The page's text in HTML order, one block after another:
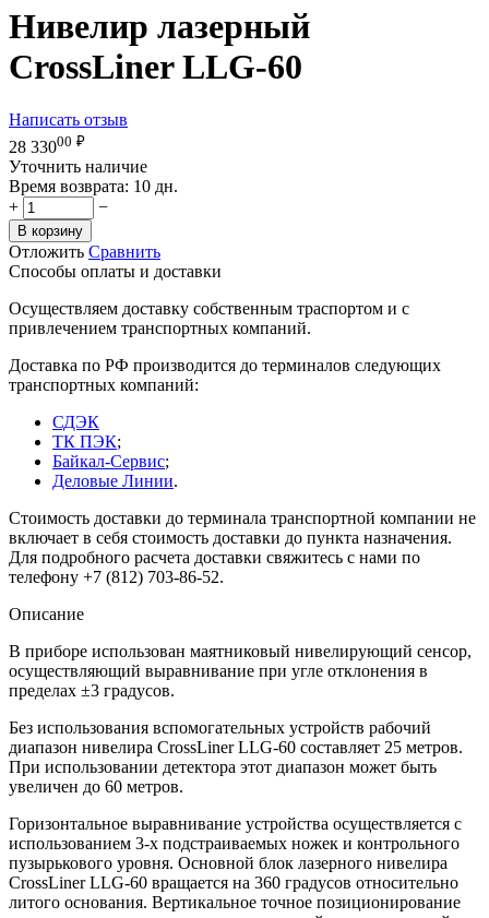
Нивелир лазерный
CrossLiner LLG-60
Написать отзыв
28 33000 ₽
Уточнить наличие
Время возврата: 10 дн.
+
−
В корзину
Отложить Сравнить
Способы оплаты и доставки
Осуществляем доставку собственным траспортом и с
привлечением транспортных компаний.
Доставка по РФ производится до терминалов следующих
транспортных компаний:
СДЭК
ТК ПЭК;
Байкал-Сервис;
Деловые Линии.
Стоимость доставки до терминала транспортной компании не
включает в себя стоимость доставки до пункта назначения.
Для подробного расчета доставки свяжитесь с нами по
телефону +7 (812) 703-86-52.
Описание
В приборе использован маятниковый нивелирующий сенсор,
осуществляющий выравнивание при угле отклонения в
пределах ±3 градусов.
Без использования вспомогательных устройств рабочий
диапазон нивелира CrossLiner LLG-60 составляет 25 метров.
При использовании детектора этот диапазон может быть
увеличен до 60 метров.
Горизонтальное выравнивание устройства осуществляется с
использованием 3-х подстраиваемых ножек и контрольного
пузырькового уровня. Основной блок лазерного нивелира
CrossLiner LLG-60 вращается на 360 градусов относительно
литого основания. Вертикальное точное позиционирование